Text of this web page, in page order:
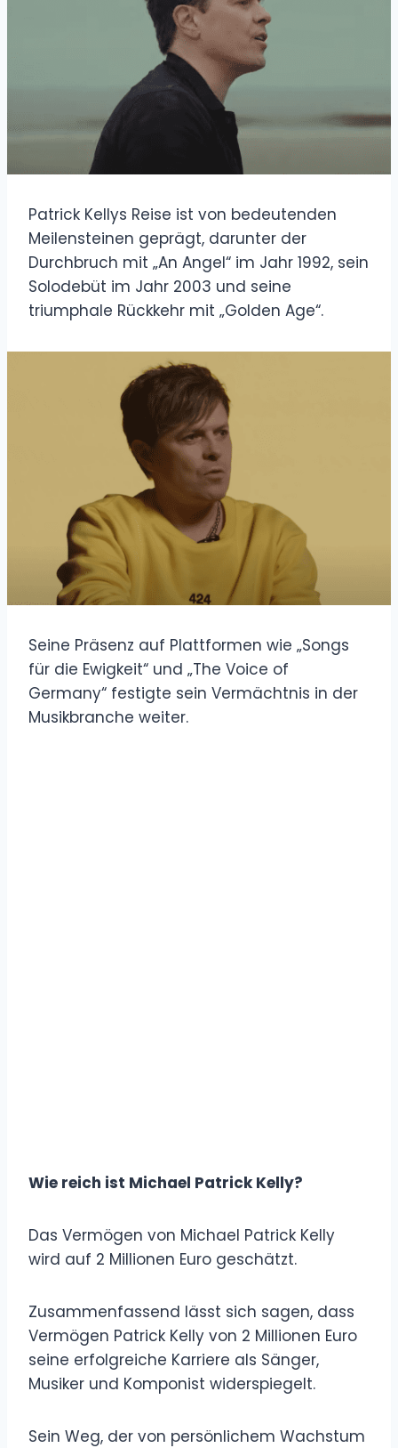
Patrick Kellys Reise ist von bedeutenden
Meilensteinen geprägt, darunter der
Durchbruch mit „An Angel“ im Jahr 1992, sein
Solodebüt im Jahr 2003 und seine
triumphale Rückkehr mit „Golden Age“.
Seine Präsenz auf Plattformen wie „Songs
für die Ewigkeit“ und „The Voice of
Germany“ festigte sein Vermächtnis in der
Musikbranche weiter.
Wie reich ist Michael Patrick Kelly?
Das Vermögen von Michael Patrick Kelly
wird auf 2 Millionen Euro geschätzt.
Zusammenfassend lässt sich sagen, dass
Vermögen Patrick Kelly von 2 Millionen Euro
seine erfolgreiche Karriere als Sänger,
Musiker und Komponist widerspiegelt.
Sein Weg, der von persönlichem Wachstum